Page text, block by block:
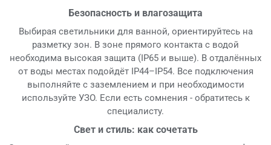
Безопасность и влагозащита
Выбирая светильники для ванной, ориентируйтесь на
разметку зон. В зоне прямого контакта с водой
необходима высокая защита (IP65 и выше). В отдалённых
от воды местах подойдёт IP44–IP54. Все подключения
выполняйте с заземлением и при необходимости
используйте УЗО. Если есть сомнения - обратитесь к
специалисту.
Свет и стиль: как сочетать